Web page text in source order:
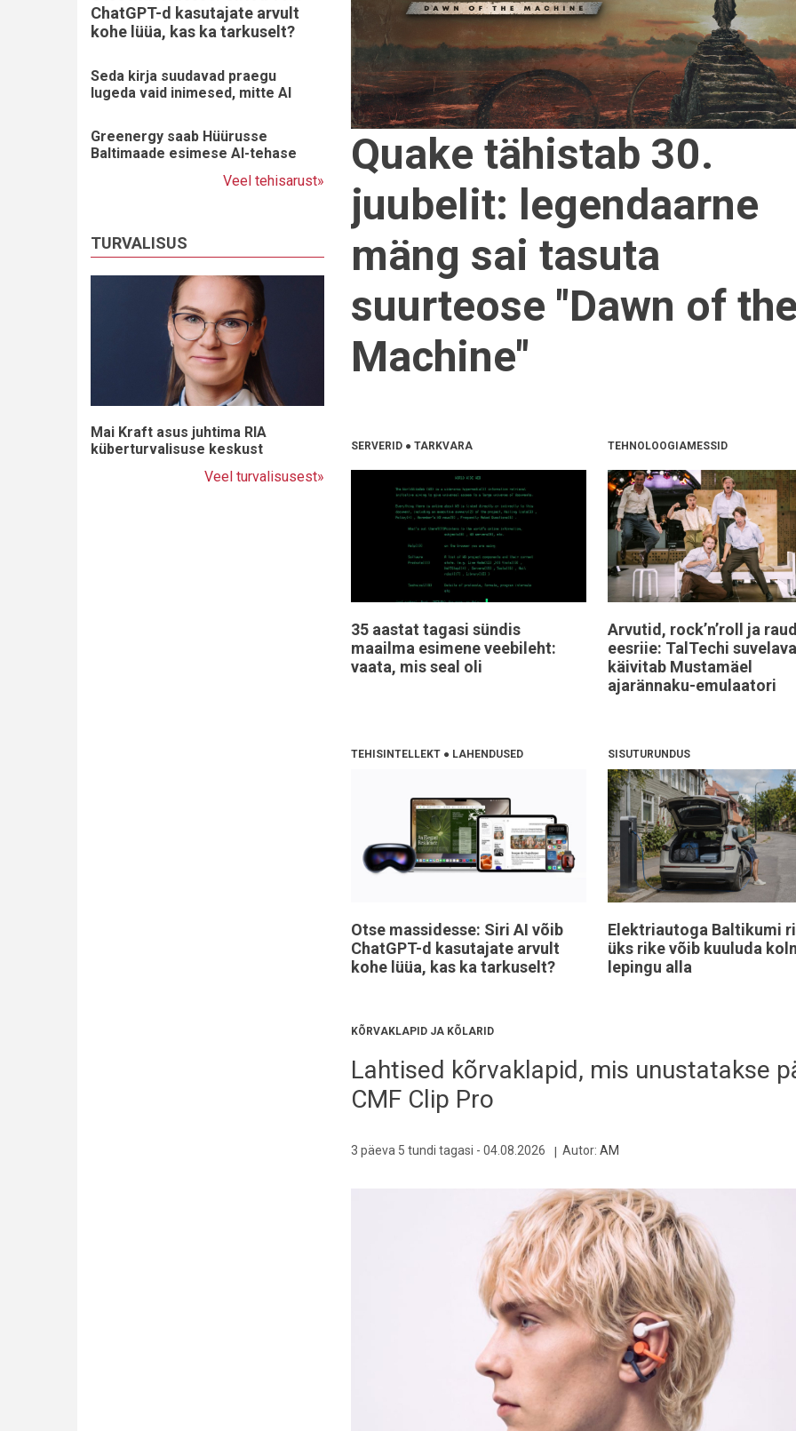
ChatGPT-d kasutajate arvult
kohe lüüa, kas ka tarkuselt?
Seda kirja suudavad praegu
lugeda vaid inimesed, mitte AI
Greenergy saab Hüürusse
Baltimaade esimese AI-tehase
Veel tehisarust»
TURVALISUS
Mai Kraft asus juhtima RIA
küberturvalisuse keskust
Veel turvalisusest»
Quake tähistab 30.
juubelit: legendaarne
mäng sai tasuta
suurteose "Dawn of
Machine"
SERVERID● TARKVARA
35 aastat tagasi sündis
maailma esimene veebileht:
vaata, mis seal oli
TEHNOLOOGIAMESSID
Arvutid, rock’n’roll ja
eesriie: TalTechi
käivitab Mustamäel
ajarännaku-emulaatori
TEHISINTELLEKT● LAHENDUSED
Otse massidesse: Siri AI võib
ChatGPT-d kasutajate arvult
kohe lüüa, kas ka tarkuselt?
SISUTURUNDUS
Elektriautoga Baltikumi
üks rike võib kuuluda
lepingu alla
KÕRVAKLAPID JA KÕLARID
Lahtised kõrvaklapid, mis unustatakse
CMF Clip Pro
3 päeva 5 tundi tagasi - 04.08.2026 Autor: AM